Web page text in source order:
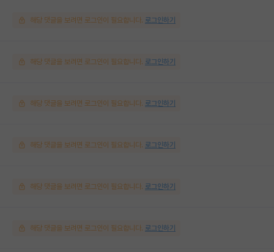
해당 댓글을 보려면 로그인이 필요합니다. 로그인하기
해당 댓글을 보려면 로그인이 필요합니다. 로그인하기
해당 댓글을 보려면 로그인이 필요합니다. 로그인하기
해당 댓글을 보려면 로그인이 필요합니다. 로그인하기
해당 댓글을 보려면 로그인이 필요합니다. 로그인하기
해당 댓글을 보려면 로그인이 필요합니다. 로그인하기